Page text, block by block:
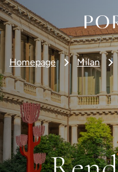
Homepage Milan